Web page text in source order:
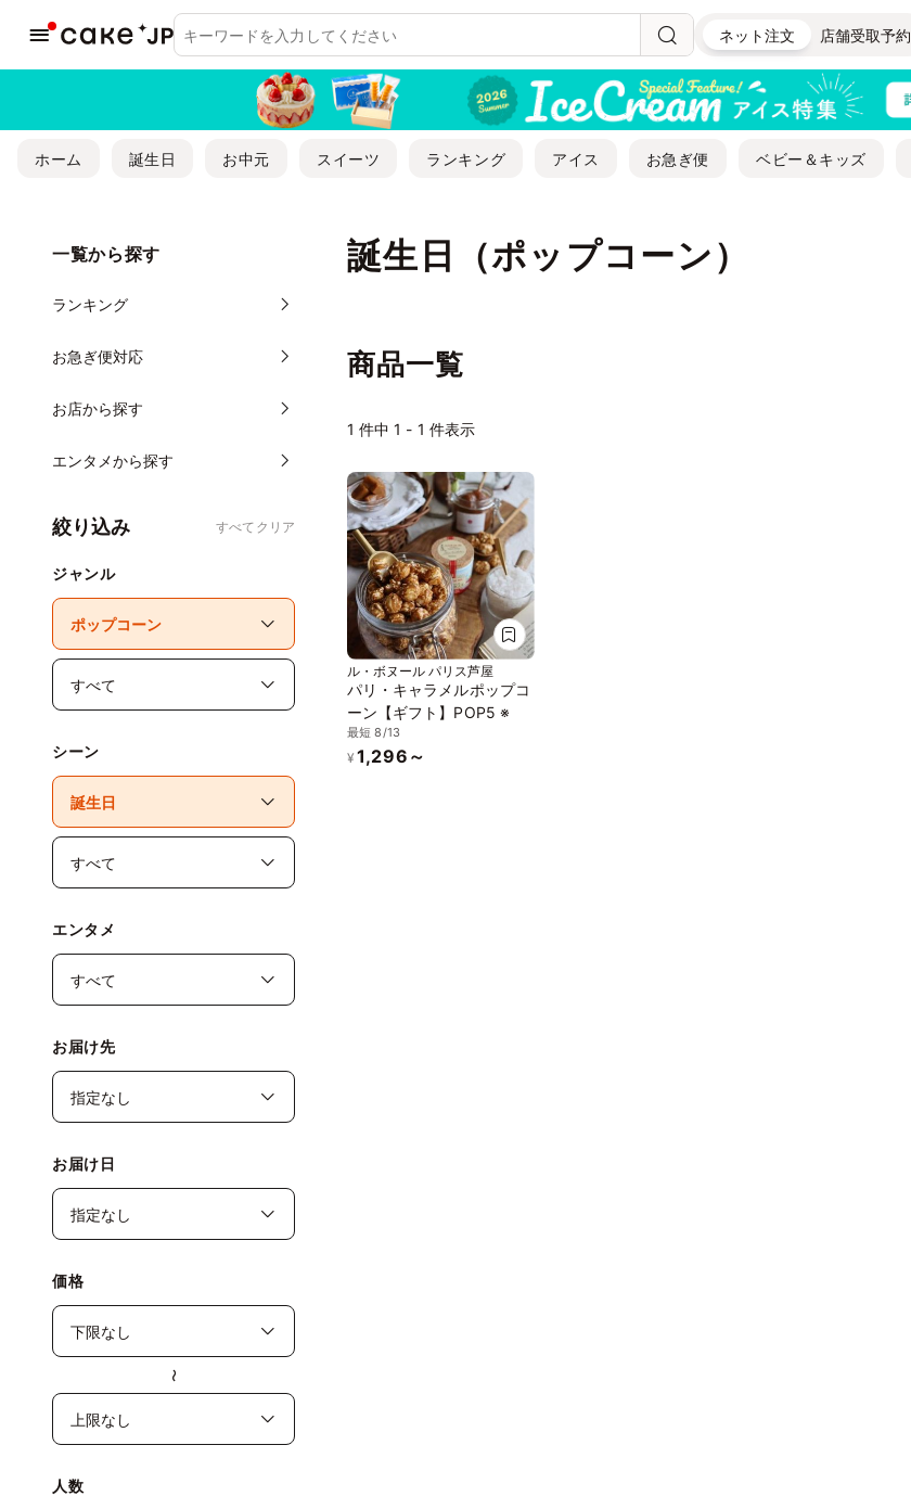
ネット注文 店舗受取予約
ホーム 誕生日 お中元 スイーツ ランキング アイス お急ぎ便 ベビー＆キッズ
誕生日（ポップコーン）
一覧から探す
ランキング
お急ぎ便対応
お店から探す
エンタメから探す
絞り込み すべてクリア
ジャンル
シーン
エンタメ
お届け先
お届け日
価格
〜
人数
商品一覧
1 件中 1 - 1 件表示
ル・ボヌール パリス芦屋
パリ・キャラメルポップコ
ーン【ギフト】POP5 ※
最短 8/13
¥ 1,296～